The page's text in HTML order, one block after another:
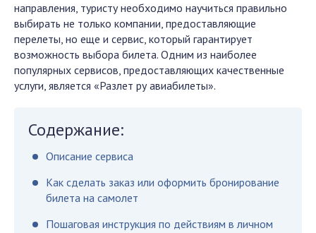
направления, туристу необходимо научиться правильно
выбирать не только компании, предоставляющие
перелеты, но еще и сервис, который гарантирует
возможность выбора билета. Одним из наиболее
популярных сервисов, предоставляющих качественные
услуги, является «Разлет ру авиабилеты».
Содержание:
Описание сервиса
Как сделать заказ или оформить бронирование
билета на самолет
Пошаговая инструкция по действиям в личном